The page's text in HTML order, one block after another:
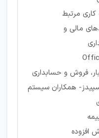
مالی و
فروش و حسابداری
همکاران سیستم
افزوده